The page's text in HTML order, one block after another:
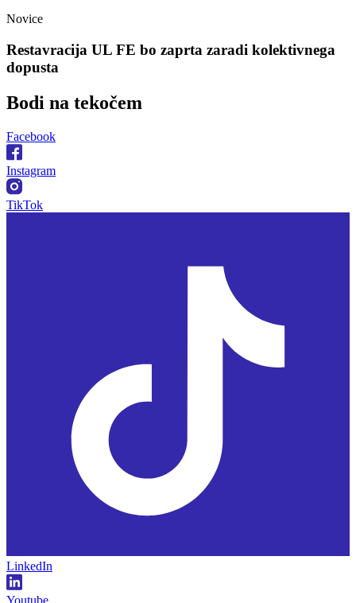
Novice
Restavracija UL FE bo zaprta zaradi kolektivnega
dopusta
Bodi na tekočem
Facebook
Instagram
TikTok
LinkedIn
Youtube